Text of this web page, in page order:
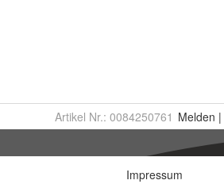
Artikel Nr.: 0084250761 Melden |
Impressum